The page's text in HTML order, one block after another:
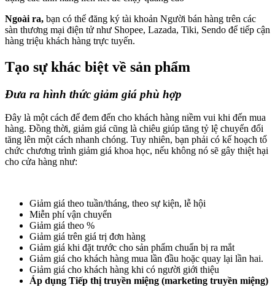
Ngoài ra, bạn có thể đăng ký tài khoản Người bán hàng trên các
sàn thương mại điện tử như Shopee, Lazada, Tiki, Sendo để tiếp cận
hàng triệu khách hàng trực tuyến.
Tạo sự khác biệt về sản phẩm
Đưa ra hình thức giảm giá phù hợp
Đây là một cách để đem đến cho khách hàng niềm vui khi đến mua
hàng. Đồng thời, giảm giá cũng là chiêu giúp tăng tỷ lệ chuyển đổi
tăng lên một cách nhanh chóng. Tuy nhiên, bạn phải có kế hoạch tổ
chức chương trình giảm giá khoa học, nếu không nó sẽ gây thiệt hại
cho cửa hàng như:
Giảm giá theo tuần/tháng, theo sự kiện, lễ hội
Miễn phí vận chuyển
Giảm giá theo %
Giảm giá trên giá trị đơn hàng
Giảm giá khi đặt trước cho sản phẩm chuẩn bị ra mắt
Giảm giá cho khách hàng mua lần đầu hoặc quay lại lần hai.
Giảm giá cho khách hàng khi có người giới thiệu
Áp dụng Tiếp thị truyền miệng (marketing truyền miệng)